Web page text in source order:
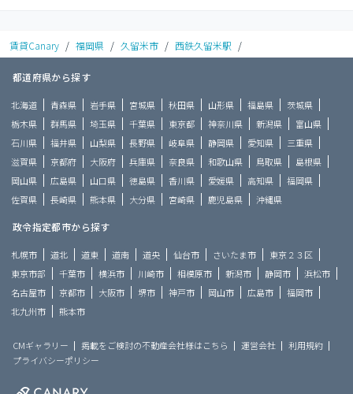
賃貸Canary / 福岡県 / 久留米市 / 西鉄久留米駅 /
都道府県から探す
北海道 青森県 岩手県 宮城県 秋田県 山形県 福島県
茨城県
栃木県
群馬県 埼玉県 千葉県 東京都 神奈川県 新潟県
富山県
石川県
福井県 山梨県 長野県 岐阜県 静岡県 愛知県
三重県
滋賀県
京都府 大阪府 兵庫県 奈良県 和歌山県 鳥取県
島根県
岡山県
広島県 山口県 徳島県 香川県 愛媛県 高知県
福岡県
佐賀県
長崎県 熊本県 大分県 宮崎県 鹿児島県 沖縄県
政令指定都市から探す
札幌市 道北 道東 道南 道央 仙台市 さいたま市
東京２３区
東京市部
千葉市 横浜市 川崎市 相模原市 新潟市 静岡市
浜松市
名古屋市
京都市 大阪市 堺市 神戸市 岡山市 広島市
福岡市
北九州市
熊本市
CMギャラリー 掲載をご検討の不動産会社様はこちら 運営会社
利用規約
プライバシーポリシー